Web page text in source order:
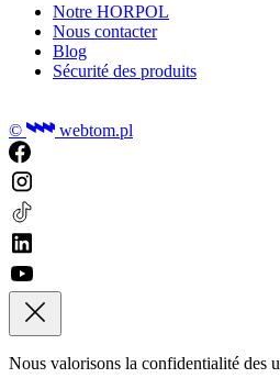
Notre HORPOL
Nous contacter
Blog
Sécurité des produits
© webtom.pl
Nous valorisons la confidentialité des